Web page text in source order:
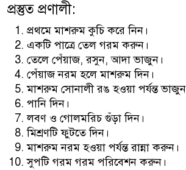
প্রস্তুত প্রণালী:
প্রথমে মাশরুম কুচি করে নিন।
একটি পাত্রে তেল গরম করুন।
তেলে পেঁয়াজ, রসুন, আদা ভাজুন।
পেঁয়াজ নরম হলে মাশরুম দিন।
মাশরুম সোনালী রঙ হওয়া পর্যন্ত
পানি দিন।
লবণ ও গোলমরিচ গুঁড়া দিন।
মিশ্রণটি ফুটতে দিন।
মাশরুম নরম হওয়া পর্যন্ত রান্না করুন।
সুপটি গরম গরম পরিবেশন করুন।